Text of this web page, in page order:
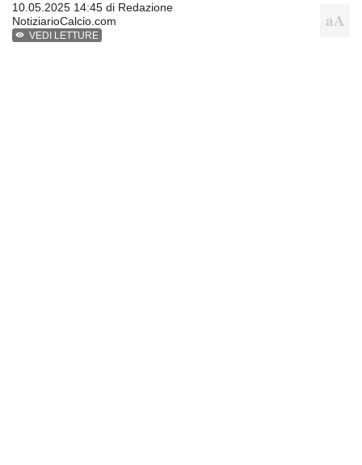
10.05.2025 14:45 di Redazione
NotiziarioCalcio.com
VEDI LETTURE